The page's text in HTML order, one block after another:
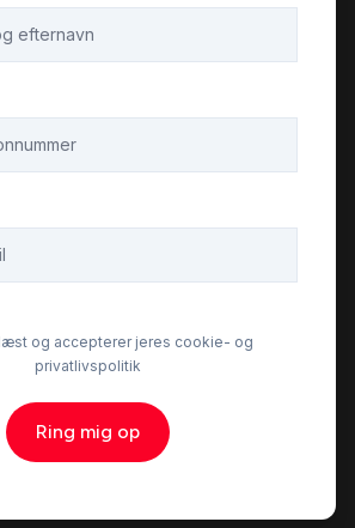
og accepterer jeres cookie- og
privatlivspolitik
Ring mig op